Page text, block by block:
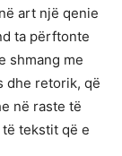
art një qenie
ta përftonte
shmang me
dhe retorik, që
në raste të
tekstit që e